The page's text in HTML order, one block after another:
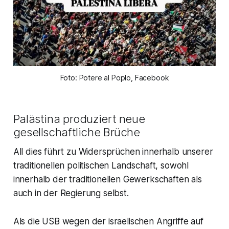
Foto: Potere al Poplo, Facebook
Palästina produziert neue
gesellschaftliche Brüche
All dies führt zu Widersprüchen innerhalb unserer
traditionellen politischen Landschaft, sowohl
innerhalb der traditionellen Gewerkschaften als
auch in der Regierung selbst.
Als die USB wegen der israelischen Angriffe auf